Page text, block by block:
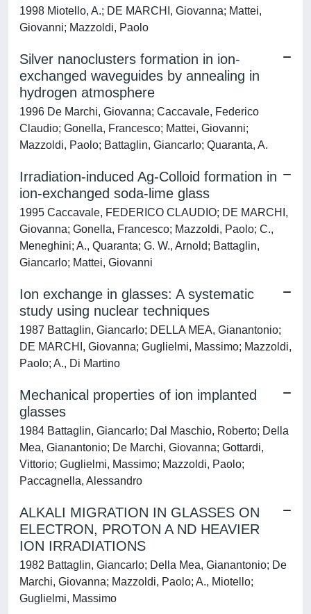
1998 Miotello, A.; DE MARCHI, Giovanna; Mattei,
Giovanni; Mazzoldi, Paolo
Silver nanoclusters formation in ion-
exchanged waveguides by annealing in
hydrogen atmosphere
1996 De Marchi, Giovanna; Caccavale, Federico
Claudio; Gonella, Francesco; Mattei, Giovanni;
Mazzoldi, Paolo; Battaglin, Giancarlo; Quaranta, A.
Irradiation-induced Ag-Colloid formation in
ion-exchanged soda-lime glass
1995 Caccavale, FEDERICO CLAUDIO; DE MARCHI,
Giovanna; Gonella, Francesco; Mazzoldi, Paolo; C.,
Meneghini; A., Quaranta; G. W., Arnold; Battaglin,
Giancarlo; Mattei, Giovanni
Ion exchange in glasses: A systematic
study using nuclear techniques
1987 Battaglin, Giancarlo; DELLA MEA, Gianantonio;
DE MARCHI, Giovanna; Guglielmi, Massimo; Mazzoldi,
Paolo; A., Di Martino
Mechanical properties of ion implanted
glasses
1984 Battaglin, Giancarlo; Dal Maschio, Roberto; Della
Mea, Gianantonio; De Marchi, Giovanna; Gottardi,
Vittorio; Guglielmi, Massimo; Mazzoldi, Paolo;
Paccagnella, Alessandro
ALKALI MIGRATION IN GLASSES ON
ELECTRON, PROTON A ND HEAVIER
ION IRRADIATIONS
1982 Battaglin, Giancarlo; Della Mea, Gianantonio; De
Marchi, Giovanna; Mazzoldi, Paolo; A., Miotello;
Guglielmi, Massimo